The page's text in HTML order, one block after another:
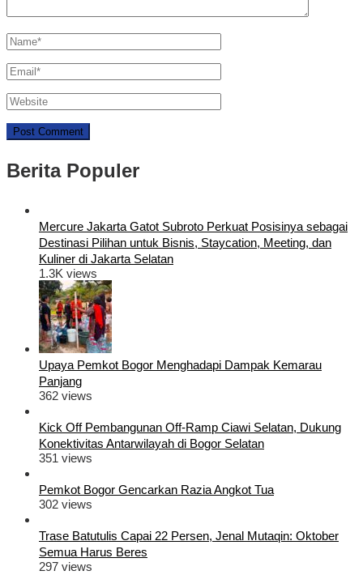
Berita Populer
Mercure Jakarta Gatot Subroto Perkuat Posisinya sebagai
Destinasi Pilihan untuk Bisnis, Staycation, Meeting, dan
Kuliner di Jakarta Selatan
1.3K views
Upaya Pemkot Bogor Menghadapi Dampak Kemarau
Panjang
362 views
Kick Off Pembangunan Off-Ramp Ciawi Selatan, Dukung
Konektivitas Antarwilayah di Bogor Selatan
351 views
Pemkot Bogor Gencarkan Razia Angkot Tua
302 views
Trase Batutulis Capai 22 Persen, Jenal Mutaqin: Oktober
Semua Harus Beres
297 views